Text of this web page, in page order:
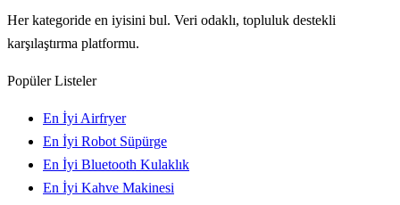
Her kategoride en iyisini bul. Veri odaklı, topluluk destekli
karşılaştırma platformu.
Popüler Listeler
En İyi Airfryer
En İyi Robot Süpürge
En İyi Bluetooth Kulaklık
En İyi Kahve Makinesi